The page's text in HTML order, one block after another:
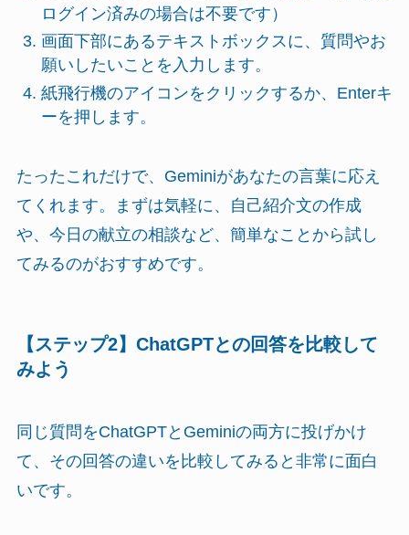
ログイン済みの場合は不要です）
画面下部にあるテキストボックスに、質問やお
願いしたいことを入力します。
紙飛行機のアイコンをクリックするか、Enterキ
ーを押します。
たったこれだけで、Geminiがあなたの言葉に応え
てくれます。まずは気軽に、自己紹介文の作成
や、今日の献立の相談など、簡単なことから試し
てみるのがおすすめです。
【ステップ2】ChatGPTとの回答を比較して
みよう
同じ質問をChatGPTとGeminiの両方に投げかけ
て、その回答の違いを比較してみると非常に面白
いです。